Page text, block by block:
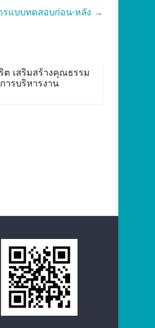
รแบบทดสอบก่อน-หลัง →
ต เสริมสร้างคุณธรรม
ารบริหารงาน